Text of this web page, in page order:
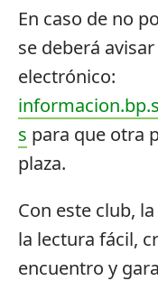
En caso de no
se deberá
electrónico:
s para que otra
plaza.
Con este club,
la lectura fácil,
encuentro y